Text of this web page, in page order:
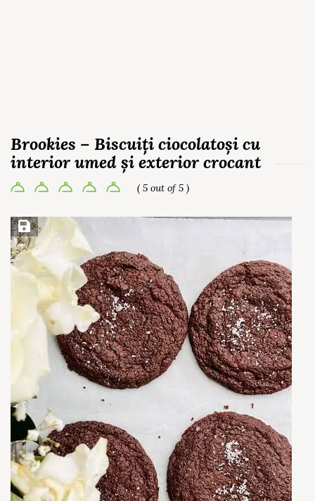
Brookies – Biscuiți ciocolatoși cu
interior umed și exterior crocant
( 5 out of 5 )
Save Recipe